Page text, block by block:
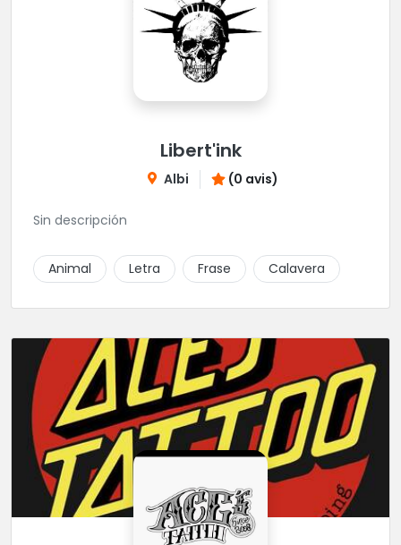
Libert'ink
Albi (0 avis)
Sin descripción
Animal Letra Frase Calavera